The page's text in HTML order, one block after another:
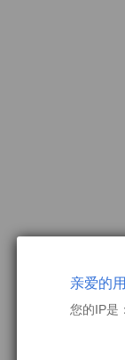
亲爱的
您的IP是